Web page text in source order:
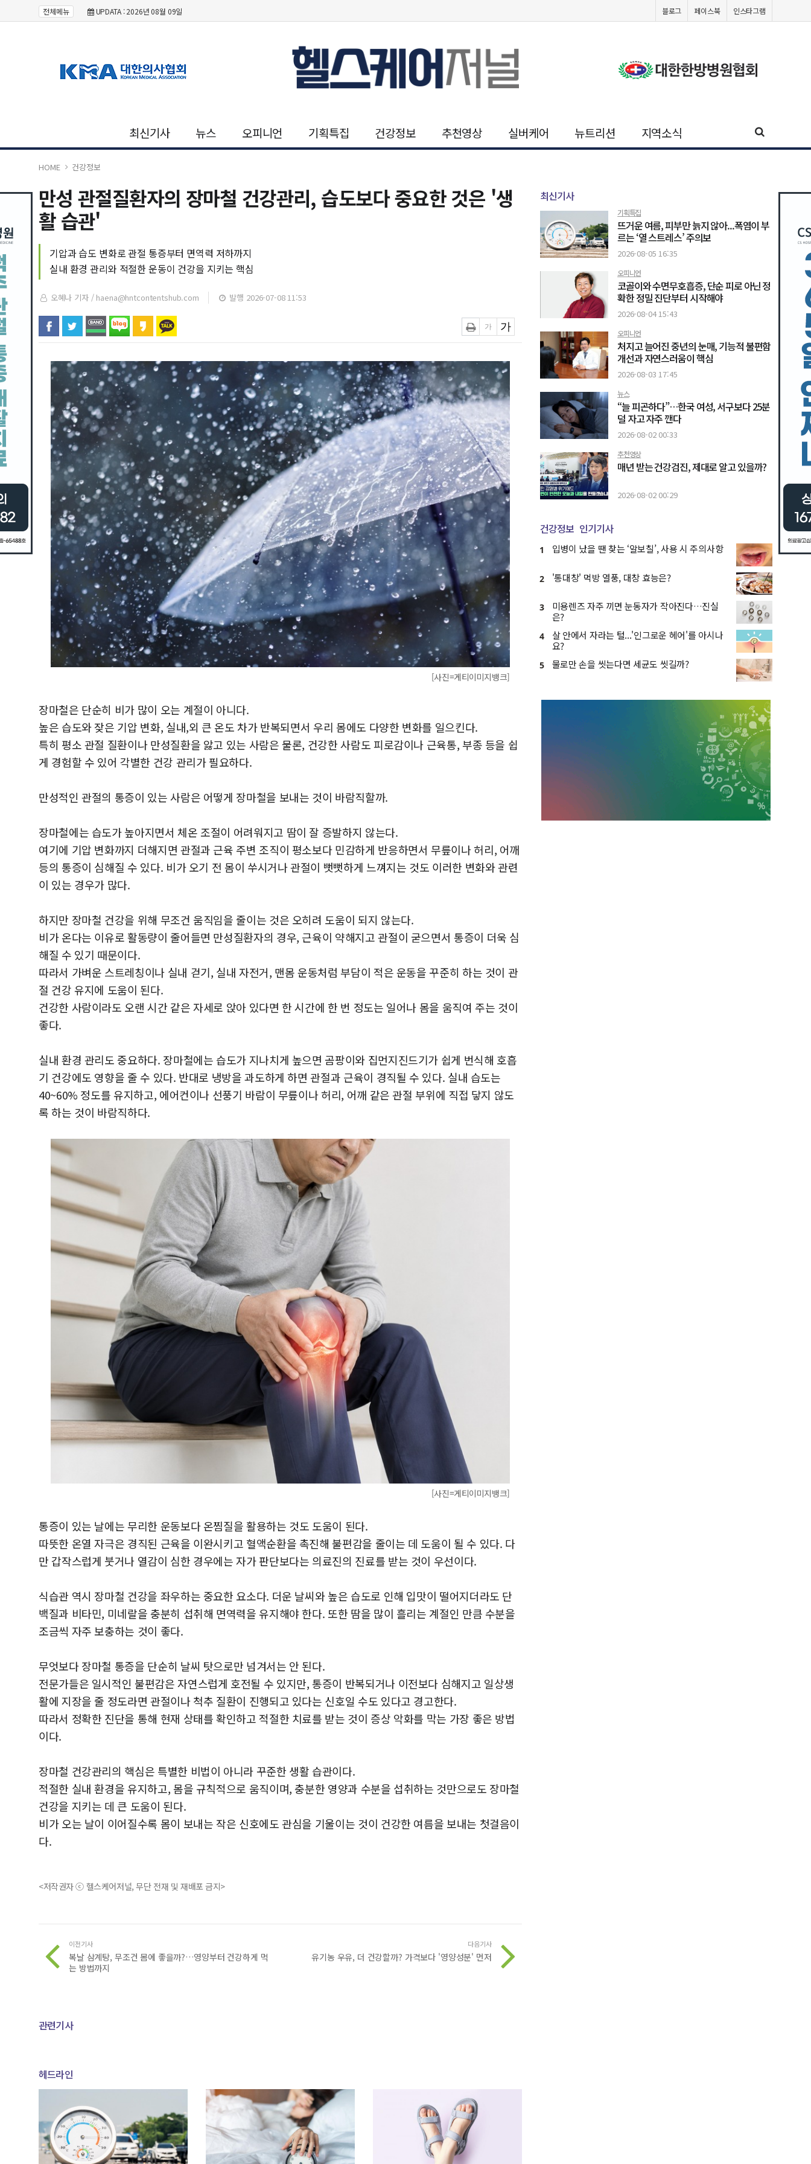
전체메뉴 UPDATA : 2026년 08월 09일 블로그 페이스북 인스타그램
최신기사 뉴스 오피니언 기획특집 건강정보 추천영상 실버케어 뉴트리션 지역소식
HOME 건강정보
만성 관절질환자의 장마철 건강관리, 습도보다 중요한 것은 '생
활 습관'
기압과 습도 변화로 관절 통증부터 면역력 저하까지
실내 환경 관리와 적절한 운동이 건강을 지키는 핵심
오혜나 기자 / haena@hntcontentshub.com 발행 2026-07-08 11:53
[사진=게티이미지뱅크]
장마철은 단순히 비가 많이 오는 계절이 아니다.
높은 습도와 잦은 기압 변화, 실내,외 큰 온도 차가 반복되면서 우리 몸에도 다양한 변화를 일으킨다.
특히 평소 관절 질환이나 만성질환을 앓고 있는 사람은 물론, 건강한 사람도 피로감이나 근육통, 부종 등을 쉽
게 경험할 수 있어 각별한 건강 관리가 필요하다.
만성적인 관절의 통증이 있는 사람은 어떻게 장마철을 보내는 것이 바람직할까.
장마철에는 습도가 높아지면서 체온 조절이 어려워지고 땀이 잘 증발하지 않는다.
여기에 기압 변화까지 더해지면 관절과 근육 주변 조직이 평소보다 민감하게 반응하면서 무릎이나 허리, 어깨
등의 통증이 심해질 수 있다. 비가 오기 전 몸이 쑤시거나 관절이 뻣뻣하게 느껴지는 것도 이러한 변화와 관련
이 있는 경우가 많다.
하지만 장마철 건강을 위해 무조건 움직임을 줄이는 것은 오히려 도움이 되지 않는다.
비가 온다는 이유로 활동량이 줄어들면 만성질환자의 경우, 근육이 약해지고 관절이 굳으면서 통증이 더욱 심
해질 수 있기 때문이다.
따라서 가벼운 스트레칭이나 실내 걷기, 실내 자전거, 맨몸 운동처럼 부담이 적은 운동을 꾸준히 하는 것이 관
절 건강 유지에 도움이 된다.
건강한 사람이라도 오랜 시간 같은 자세로 앉아 있다면 한 시간에 한 번 정도는 일어나 몸을 움직여 주는 것이
좋다.
실내 환경 관리도 중요하다. 장마철에는 습도가 지나치게 높으면 곰팡이와 집먼지진드기가 쉽게 번식해 호흡
기 건강에도 영향을 줄 수 있다. 반대로 냉방을 과도하게 하면 관절과 근육이 경직될 수 있다. 실내 습도는
40~60% 정도를 유지하고, 에어컨이나 선풍기 바람이 무릎이나 허리, 어깨 같은 관절 부위에 직접 닿지 않도
록 하는 것이 바람직하다.
[사진=게티이미지뱅크]
통증이 있는 날에는 무리한 운동보다 온찜질을 활용하는 것도 도움이 된다.
따뜻한 온열 자극은 경직된 근육을 이완시키고 혈액순환을 촉진해 불편감을 줄이는 데 도움이 될 수 있다. 다
만 갑작스럽게 붓거나 열감이 심한 경우에는 자가 판단보다는 의료진의 진료를 받는 것이 우선이다.
식습관 역시 장마철 건강을 좌우하는 중요한 요소다. 더운 날씨와 높은 습도로 인해 입맛이 떨어지더라도 단
백질과 비타민, 미네랄을 충분히 섭취해 면역력을 유지해야 한다. 또한 땀을 많이 흘리는 계절인 만큼 수분을
조금씩 자주 보충하는 것이 좋다.
무엇보다 장마철 통증을 단순히 날씨 탓으로만 넘겨서는 안 된다.
전문가들은 일시적인 불편감은 자연스럽게 호전될 수 있지만, 통증이 반복되거나 이전보다 심해지고 일상생
활에 지장을 줄 정도라면 관절이나 척추 질환이 진행되고 있다는 신호일 수도 있다고 경고한다.
따라서 정확한 진단을 통해 현재 상태를 확인하고 적절한 치료를 받는 것이 증상 악화를 막는 가장 좋은 방법
이다.
장마철 건강관리의 핵심은 특별한 비법이 아니라 꾸준한 생활 습관이다.
적절한 실내 환경을 유지하고, 몸을 규칙적으로 움직이며, 충분한 영양과 수분을 섭취하는 것만으로도 장마철
건강을 지키는 데 큰 도움이 된다.
비가 오는 날이 이어질수록 몸이 보내는 작은 신호에도 관심을 기울이는 것이 건강한 여름을 보내는 첫걸음이
다.
<저작권자 ⓒ 헬스케어저널, 무단 전재 및 재배포 금지>
이전기사
복날 삼계탕, 무조건 몸에 좋을까?…영양부터 건강하게 먹
는 방법까지
다음기사
유기농 우유, 더 건강할까? 가격보다 '영양성분' 먼저
관련기사
헤드라인
최신기사
기획특집
뜨거운 여름, 피부만 늙지 않아...폭염이 부
르는 ‘열 스트레스’ 주의보
2026-08-05 16:35
오피니언
코골이와 수면무호흡증, 단순 피로 아닌 정
확한 정밀 진단부터 시작해야
2026-08-04 15:43
오피니언
처지고 늘어진 중년의 눈매, 기능적 불편함
개선과 자연스러움이 핵심
2026-08-03 17:45
뉴스
“늘 피곤하다”…한국 여성, 서구보다 25분
덜 자고 자주 깬다
2026-08-02 00:33
추천영상
매년 받는 건강검진, 제대로 알고 있을까?
2026-08-02 00:29
건강정보 인기기사
1 입병이 났을 땐 찾는 ‘알보칠’, 사용 시 주의사항
2 '통대창' 먹방 열풍, 대창 효능은?
3
미용렌즈 자주 끼면 눈동자가 작아진다…진실
은?
4
살 안에서 자라는 털...'인그로운 헤어'를 아시나
요?
5 물로만 손을 씻는다면 세균도 씻길까?